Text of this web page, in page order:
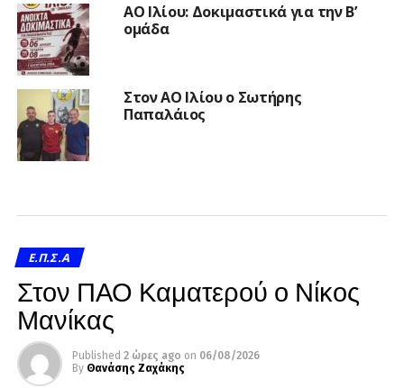
ΑΟ Ιλίου: Δοκιμαστικά για την Β’
ομάδα
Στον ΑΟ Ιλίου ο Σωτήρης
Παπαλάιος
Ε.Π.Σ.Α
Στον ΠΑΟ Καματερού ο Νίκος
Μανίκας
Published 2 ώρες ago on 06/08/2026
By Θανάσης Ζαχάκης